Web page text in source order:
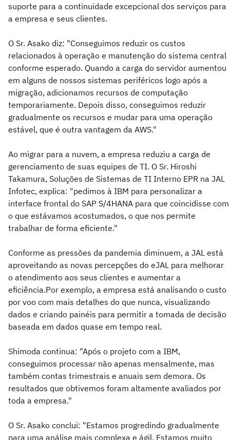
suporte para a continuidade excepcional dos serviços para
a empresa e seus clientes.
O Sr. Asako diz: "Conseguimos reduzir os custos
relacionados à operação e manutenção do sistema central
conforme esperado. Quando a carga do servidor aumentou
em alguns de nossos sistemas periféricos logo após a
migração, adicionamos recursos de computação
temporariamente. Depois disso, conseguimos reduzir
gradualmente os recursos e mudar para uma operação
estável, que é outra vantagem da AWS."
Ao migrar para a nuvem, a empresa reduziu a carga de
gerenciamento de suas equipes de TI. O Sr. Hiroshi
Takamura, Soluções de Sistemas de TI Interno EPR na JAL
Infotec, explica: "pedimos à IBM para personalizar a
interface frontal do SAP S/4HANA para que coincidisse com
o que estávamos acostumados, o que nos permite
trabalhar de forma eficiente."
Conforme as pressões da pandemia diminuem, a JAL está
aproveitando as novas percepções do eJAL para melhorar
o atendimento aos seus clientes e aumentar a
eficiência.Por exemplo, a empresa está analisando o custo
por voo com mais detalhes do que nunca, visualizando
dados e criando painéis para permitir a tomada de decisão
baseada em dados quase em tempo real.
Shimoda continua: "Após o projeto com a IBM,
conseguimos processar não apenas mensalmente, mas
também contas trimestrais e anuais sem demora. Os
resultados que obtivemos foram altamente avaliados por
toda a empresa."
O Sr. Asako conclui: "Estamos progredindo gradualmente
para uma análise mais complexa e ágil. Estamos muito